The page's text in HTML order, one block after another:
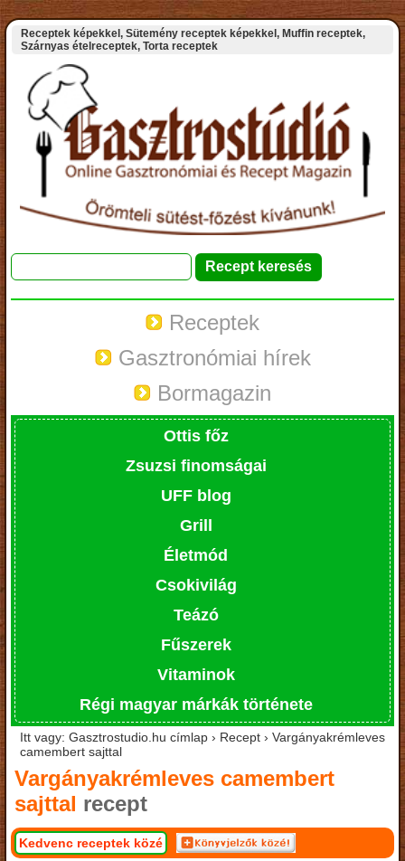
Receptek képekkel, Sütemény receptek képekkel, Muffin receptek,
Szárnyas ételreceptek, Torta receptek
Receptek
Gasztronómiai hírek
Bormagazin
Ottis főz
Zsuzsi finomságai
UFF blog
Grill
Életmód
Csokivilág
Teázó
Fűszerek
Vitaminok
Régi magyar márkák története
Itt vagy: Gasztrostudio.hu címlap › Recept › Vargányakrémleves
camembert sajttal
Vargányakrémleves camembert
sajttal recept
Kedvenc receptek közé